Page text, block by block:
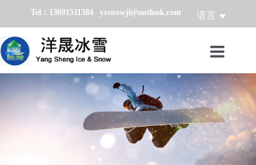
Tel：13691511384 yssnowji@outlook.com 语言
首页
冰雪产品
冰雪业务